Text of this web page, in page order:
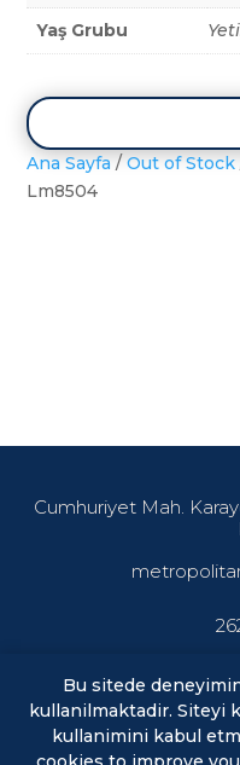
Yaş Grubu
Ana Sayfa /Out of Stock
Lm8504
Cumhuriyet Mah.
En son haberler ve
Bu sitede
kullanilmaktadir. Siteyi
kullanimini kabul